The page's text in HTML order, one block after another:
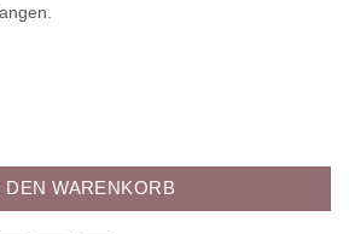
DEN WARENKORB